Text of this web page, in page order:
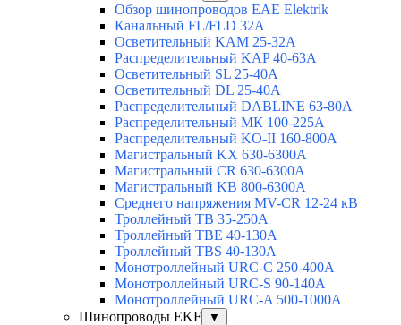
Обзор шинопроводов EAE Elektrik
Канальный FL/FLD 32A
Осветительный KAM 25-32А
Распределительный KAP 40-63A
Осветительный SL 25-40А
Осветительный DL 25-40А
Распределительный DABLINE 63-80A
Распределительный МК 100-225А
Распределительный KO-II 160-800А
Магистральный KX 630-6300А
Магистральный CR 630-6300А
Магистральный KB 800-6300А
Среднего напряжения MV-CR 12-24 кВ
Троллейный TB 35-250A
Троллейный TBE 40-130A
Троллейный TBS 40-130A
Монотроллейный URC-C 250-400A
Монотроллейный URC-S 90-140A
Монотроллейный URC-A 500-1000A
Шинопроводы EKF
▼